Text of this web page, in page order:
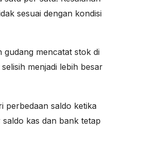
sesuai dengan kondisi
gudang mencatat stok di
menjadi lebih besar
perbedaan saldo ketika
kas dan bank tetap